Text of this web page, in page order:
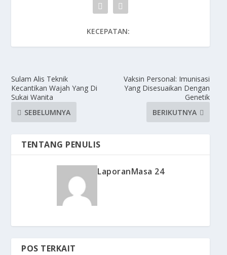
KECEPATAN:
Sulam Alis Teknik
Kecantikan Wajah Yang Di
Sukai Wanita
SEBELUMNYA
Vaksin Personal: Imunisasi
Yang Disesuaikan Dengan
Genetik
BERIKUTNYA
TENTANG PENULIS
LaporanMasa 24
POS TERKAIT